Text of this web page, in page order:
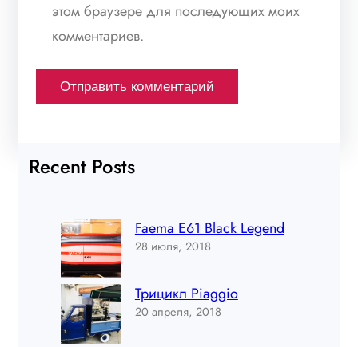
этом браузере для последующих моих
комментариев.
Recent Posts
Faema E61 Black Legend
28 июля, 2018
Трицикл Piaggio
20 апреля, 2018